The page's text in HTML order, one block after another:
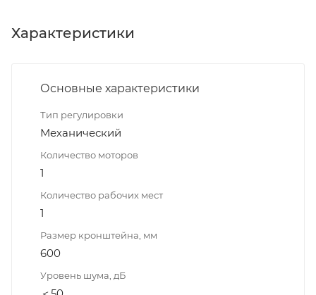
Характеристики
Основные характеристики
Тип регулировки
Механический
Количество моторов
1
Количество рабочих мест
1
Размер кронштейна, мм
600
Уровень шума, дБ